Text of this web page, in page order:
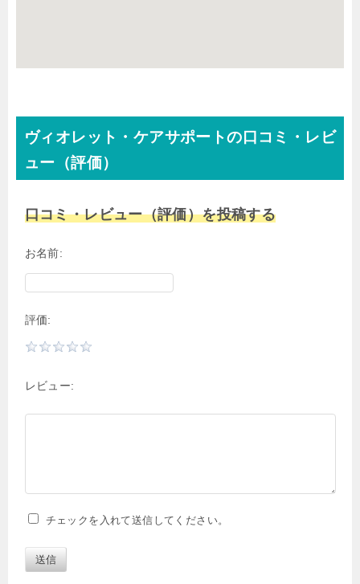
ヴィオレット・ケアサポートの口コミ・レビ
ュー（評価）
口コミ・レビュー（評価）を投稿する
お名前:
評価:
レビュー:
チェックを入れて送信してください。
送信